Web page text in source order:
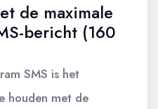
de maximale
bericht (160
SMS is het
houden met de